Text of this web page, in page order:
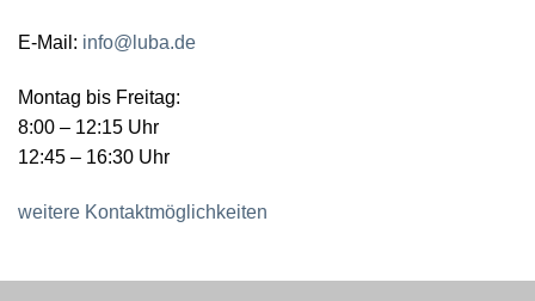
E-Mail: info@luba.de
Montag bis Freitag:
8:00 – 12:15 Uhr
12:45 – 16:30 Uhr
weitere Kontaktmöglichkeiten